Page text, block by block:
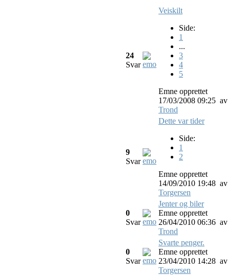
24
Svar
Veiskilt
Side:
1
...
3
4
5
Emne opprettet
17/03/2008 09:25 av
Trond
9
Svar
Dette var tider
Side:
1
2
Emne opprettet
14/09/2010 19:48 av
Torgersen
0
Svar
Jenter og biler
Emne opprettet
26/04/2010 06:36 av
Trond
0
Svar
Svarte penger.
Emne opprettet
23/04/2010 14:28 av
Torgersen